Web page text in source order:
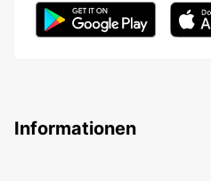
Informationen